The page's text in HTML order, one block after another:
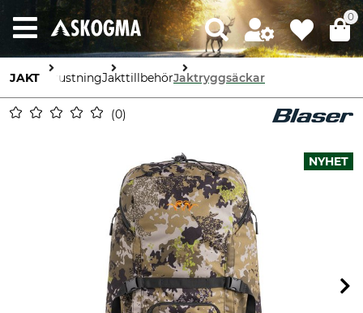
0
JAKT UtrustningJakttillbehörJaktryggsäckar
0
NYHET